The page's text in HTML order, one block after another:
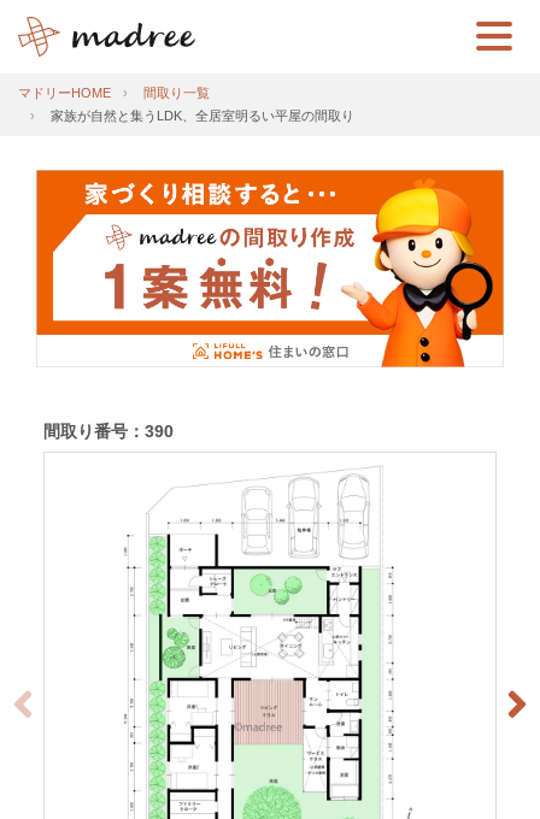
マドリーHOME
間取り一覧
家族が自然と集うLDK、全居室明るい平屋の間取り
間取り番号：390